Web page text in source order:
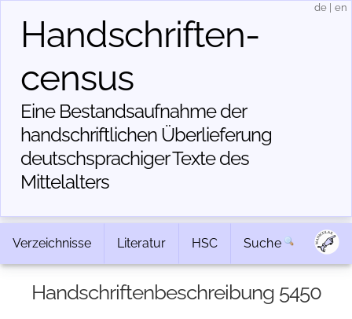
Handschriften­
census
Eine Bestandsaufnahme der
handschriftlichen Über­lieferung
deutschsprachiger Texte des
Mittelalters
de en
Verzeichnisse Literatur HSC Suche
Handschriftenbeschreibung 5450